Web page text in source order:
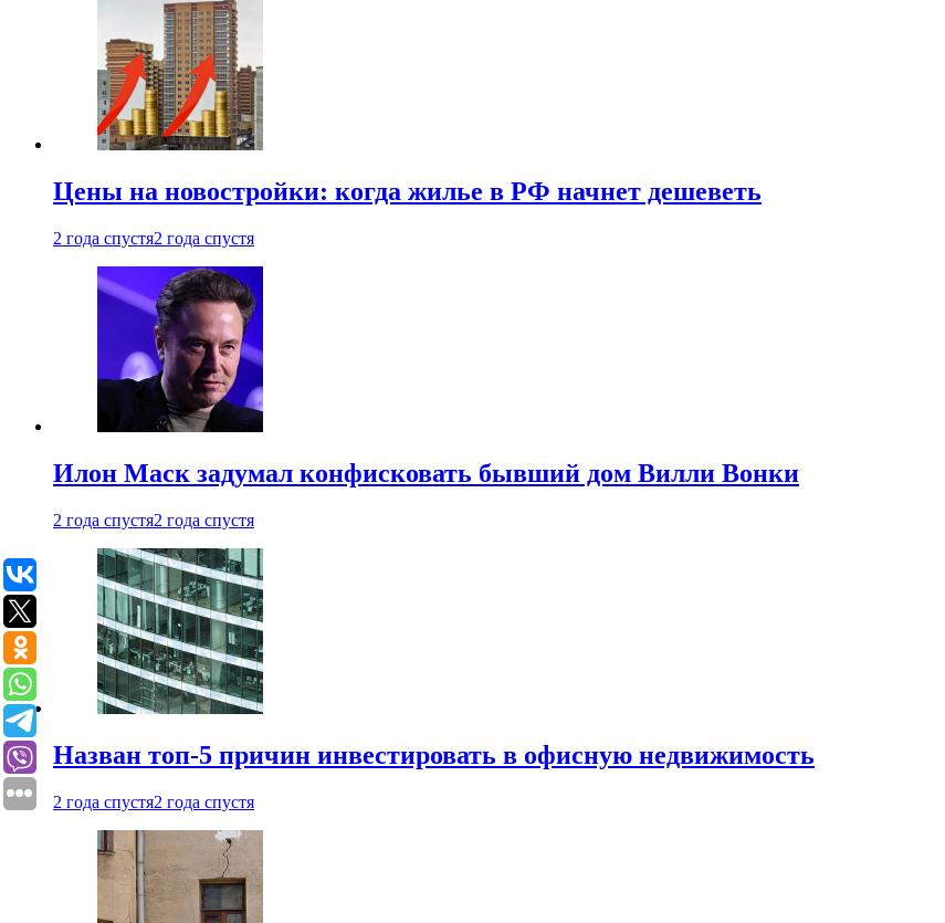
Цены на новостройки: когда жилье в РФ начнет дешеветь
2 года спустя2 года спустя
Илон Маск задумал конфисковать бывший дом Вилли Вонки
2 года спустя2 года спустя
Назван топ-5 причин инвестировать в офисную недвижимость
2 года спустя2 года спустя